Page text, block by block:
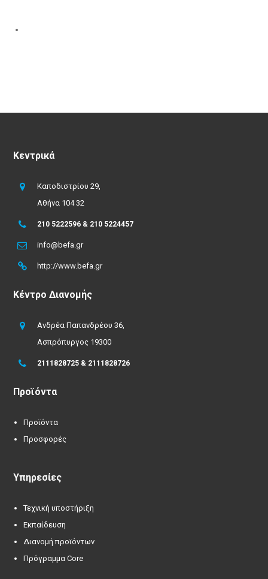
Κεντρικά
Καποδιστρίου 29,
Αθήνα 104 32
210 5222596 & 210 5224457
info@befa.gr
http://www.befa.gr
Κέντρο Διανομής
Ανδρέα Παπανδρέου 36,
Ασπρόπυργος 19300
2111828725 & 2111828726
Προϊόντα
Προϊόντα
Προσφορές
Υπηρεσίες
Τεχνική υποστήριξη
Εκπαίδευση
Διανομή προϊόντων
Πρόγραμμα Core